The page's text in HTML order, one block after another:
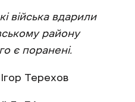
війська вдарили
району
є поранені.
Терехов